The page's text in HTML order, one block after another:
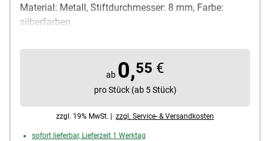
Material: Metall, Stiftdurchmesser: 8 mm, Farbe:
silberfarben
ab 0,55 €
pro Stück (ab 5 Stück)
zzgl. 19% MwSt. | zzgl. Service- & Versandkosten
sofort lieferbar, Lieferzeit 1 Werktag